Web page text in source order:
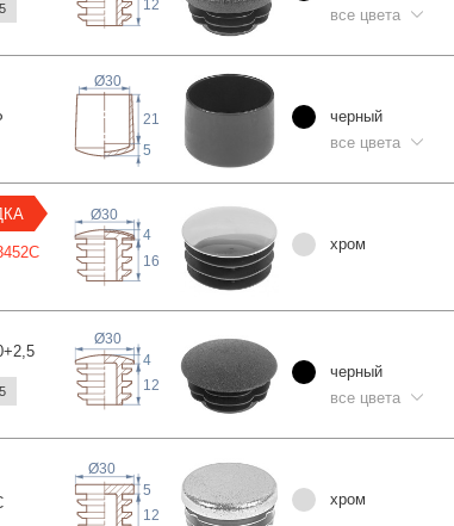
12
все цвета
Ø30
21
5
черный
все цвета
2C
16
4
Ø30
хром
,5
Ø30
12
4
черный
все цвета
5
12
Ø30
хром